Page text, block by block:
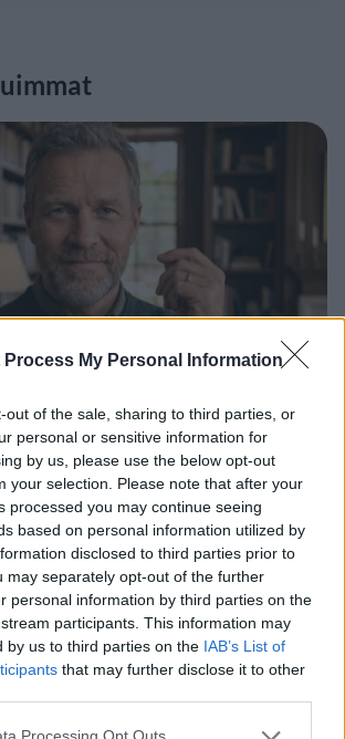
Process My Personal Information
out of the sale, sharing to third parties, or
personal or sensitive information for
by us, please use the below opt-out
your selection. Please note that after your
processed you may continue seeing
based on personal information utilized by
disclosed to third parties prior to
may separately opt-out of the further
personal information by third parties on the
participants. This information may
by us to third parties on the IAB’s List of
that may further disclose it to other
tärkeästä